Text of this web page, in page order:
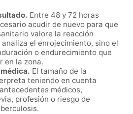
Entre 48 y 72 horas
acudir de nuevo para que
valore la reacción
el enrojecimiento, sino el
o endurecimiento que
en la zona.
El tamaño de la
teniendo en cuenta
médicos,
profesión o riesgo de